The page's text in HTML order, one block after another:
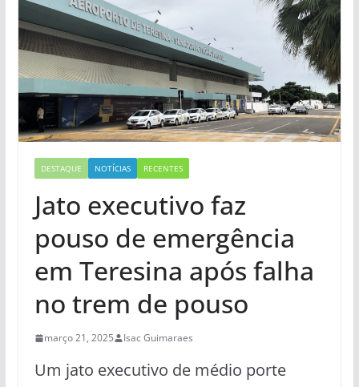
DESTAQUE NOTÍCIAS RECENTES
Jato executivo faz
pouso de emergência
em Teresina após falha
no trem de pouso
março 21, 2025 Isac Guimaraes
Um jato executivo de médio porte